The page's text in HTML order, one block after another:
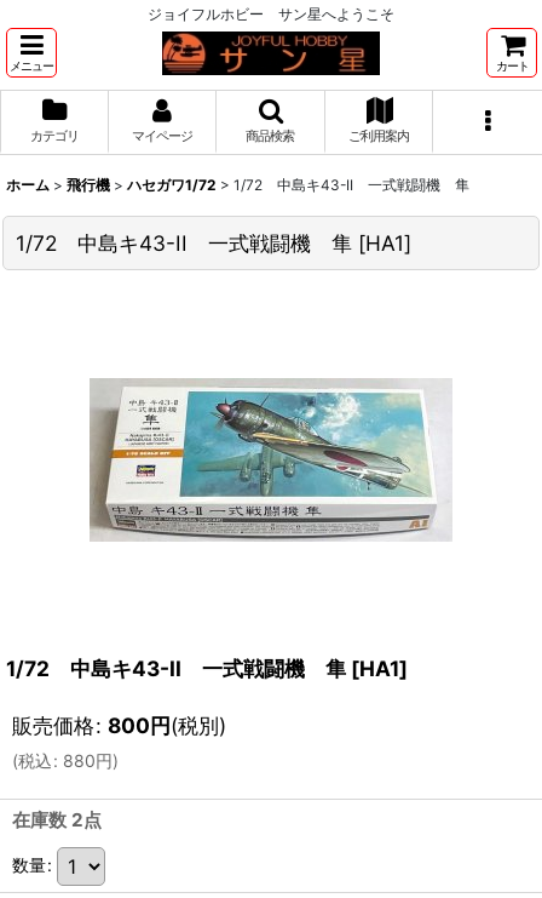
ジョイフルホビー サン星へようこそ
メニュー カート
カテゴリ マイページ 商品検索 ご利用案内
ホーム > 飛行機 > ハセガワ1/72 > 1/72 中島キ43-II 一式戦闘機 隼
1/72 中島キ43-II 一式戦闘機 隼 [HA1]
1/72 中島キ43-II 一式戦闘機 隼 [HA1]
販売価格: 800円(税別)
(税込: 880円)
在庫数 2点
数量: